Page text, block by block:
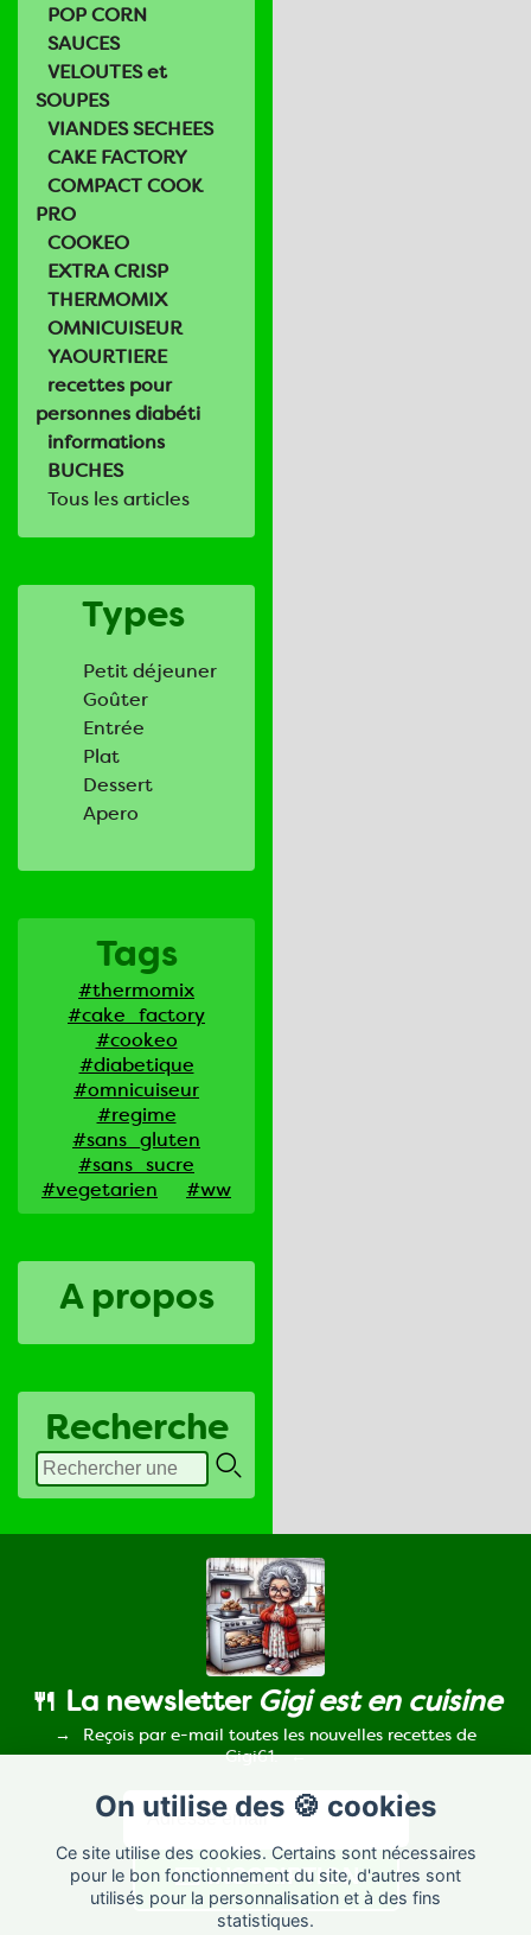
POP CORN
SAUCES
VELOUTES et
SOUPES
VIANDES SECHEES
CAKE FACTORY
COMPACT COOK
PRO
COOKEO
EXTRA CRISP
THERMOMIX
OMNICUISEUR
YAOURTIERE
recettes pour
personnes diabéti
informations
BUCHES
Tous les articles
Types
Petit déjeuner
Goûter
Entrée
Plat
Dessert
Apero
Tags
#thermomix
#cake_factory
#cookeo
#diabetique
#omnicuiseur
#regime
#sans_gluten
#sans_sucre
#vegetarien
#ww
A propos
Recherche
On utilise des 🍪 cookies
Ce site utilise des cookies. Certains sont nécessaires
pour le bon fonctionnement du site, d'autres sont
utilisés pour la personnalisation et à des fins
statistiques.
🍴 La newsletter Gigi est en cuisine
Reçois par e-mail toutes les nouvelles recettes de
Gigi61.